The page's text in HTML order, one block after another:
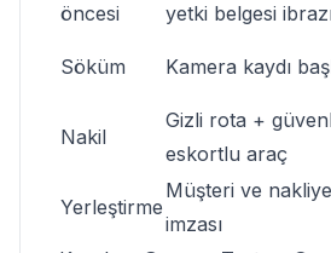
öncesi
yetki belgesi
Söküm Kamera kaydı
Nakil
Gizli rota +
eskortlu araç
Yerleştirme
Müşteri ve
imzası